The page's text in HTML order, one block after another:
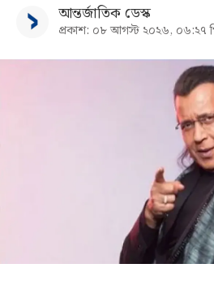
আন্তর্জাতিক ডেস্ক
প্রকাশ: ০৮ আগস্ট ২০২৬, ০৬:২৭